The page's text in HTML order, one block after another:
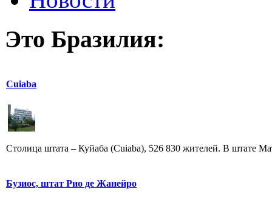
Это Бразилия:
Cuiaba
Столица штата – Куйаба (Cuiaba), 526 830 жителей. В штате
Бузиос, штат Рио де Жанейро